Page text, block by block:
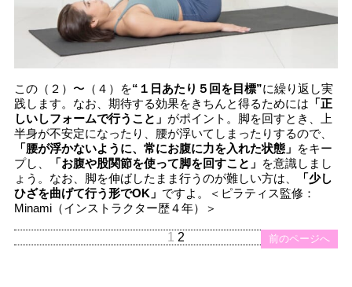
この（２）〜（４）を“１日あたり５回を目標”に繰り返し実
践します。なお、期待する効果をきちんと得るためには 「正
しいしフォームで行うこと」 がポイント。脚を回すとき、上
半身が不安定になったり、腰が浮いてしまったりするので、
「腰が浮かないように、常にお腹に力を入れた状態」 をキー
プし、
「お腹や股関節を使って脚を回すこと」 を意識しまし
ょう。なお、脚を伸ばしたまま行うのが難しい方は、
「少し
ひざを曲げて行う形でOK」 ですよ。＜ピラティス監修：
Minami（インストラクター歴４年）＞
前のページへ
1 2